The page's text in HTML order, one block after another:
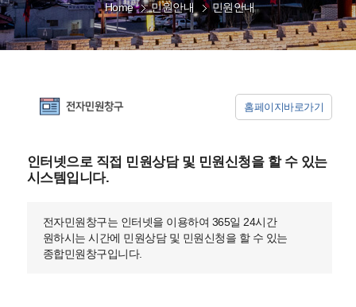
Home 민원안내 민원안내
홈페이지바로가기
인터넷으로 직접 민원상담 및 민원신청을 할 수 있는
시스템입니다.
전자민원창구는 인터넷을 이용하여 365일 24시간
원하시는 시간에 민원상담 및 민원신청을 할 수 있는
종합민원창구입니다.